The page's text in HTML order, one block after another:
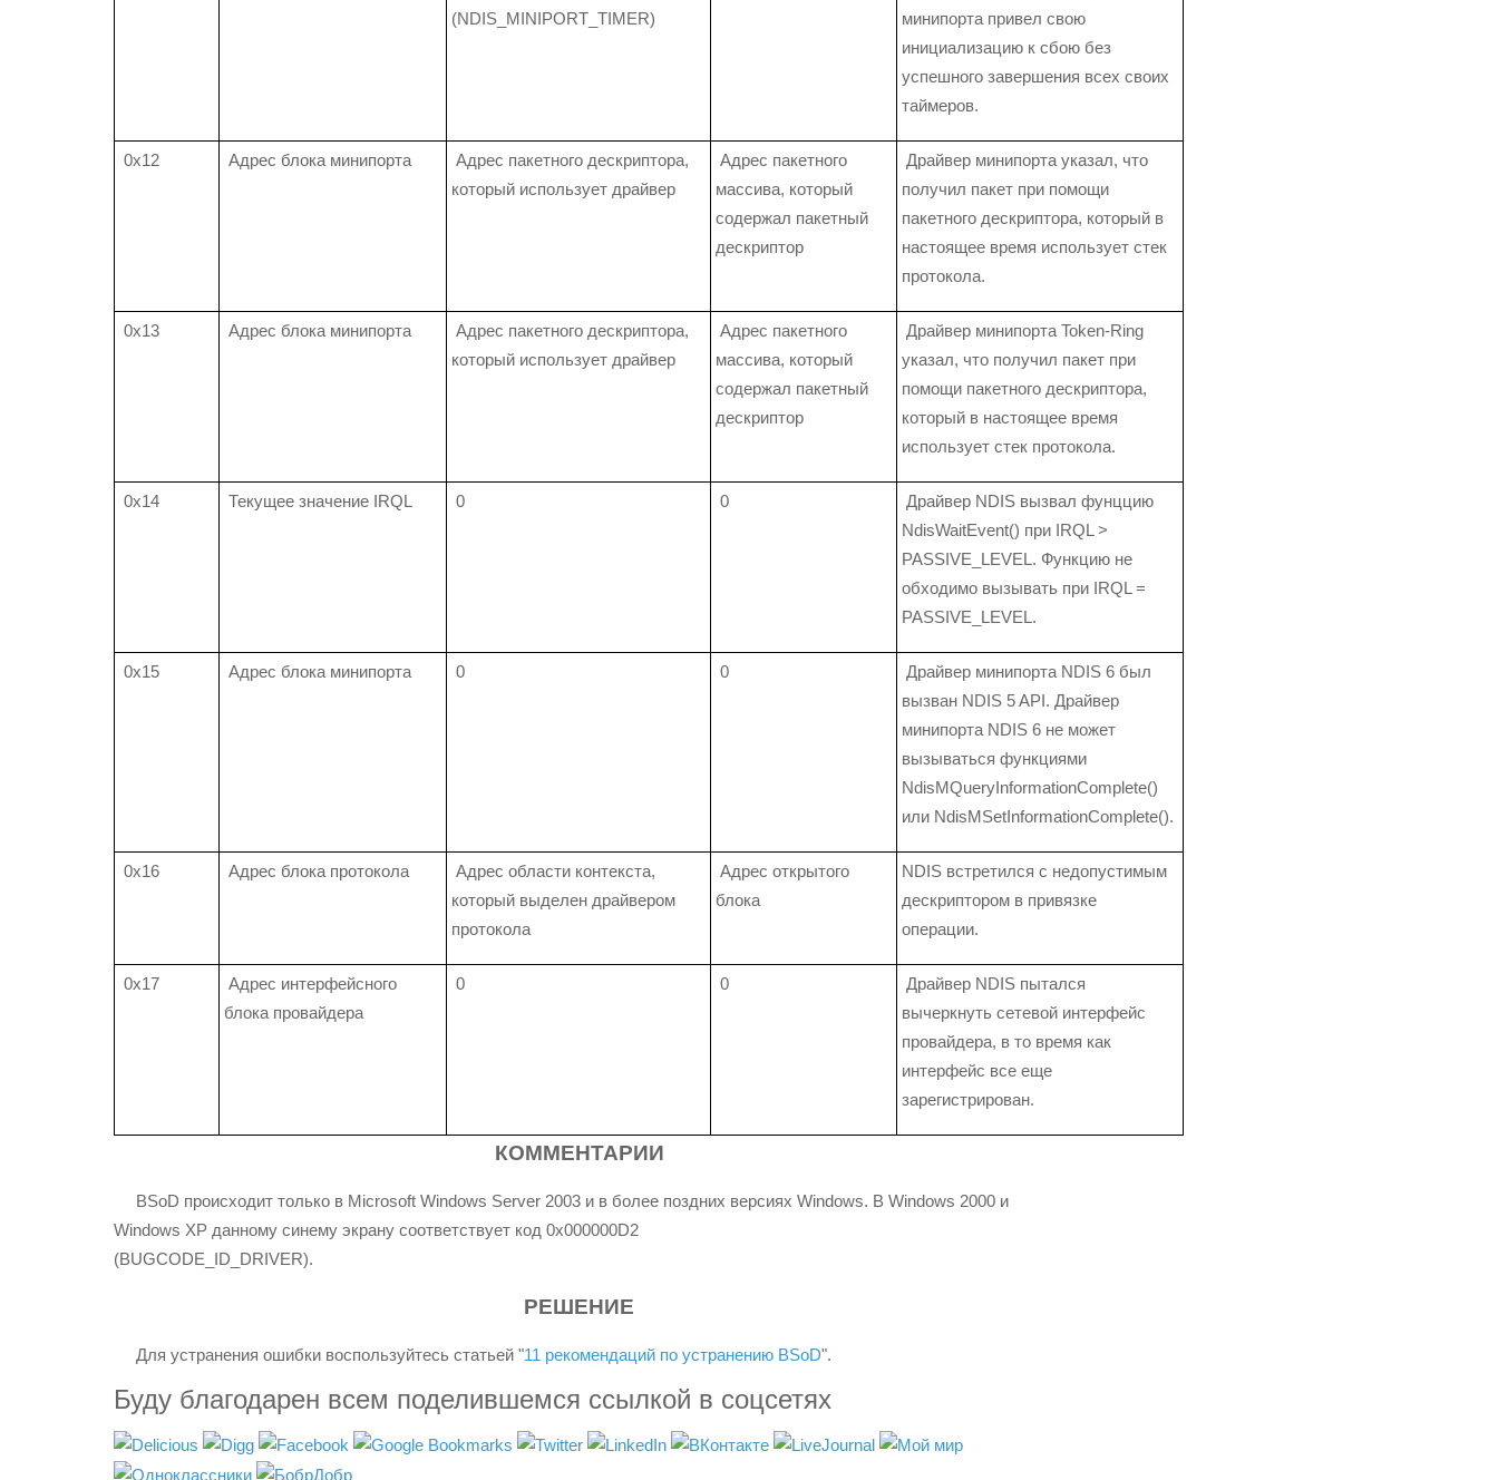
(NDIS_MINIPORT_TIMER)
минипорта привел свою
инициализацию к сбою без
успешного завершения всех своих
таймеров.
0x12 Адрес блока минипорта
Адрес пакетного дескриптора,
который использует драйвер
Адрес пакетного
массива, который
содержал пакетный
дескриптор
Драйвер минипорта указал, что
получил пакет при помощи
пакетного дескриптора, который в
настоящее время использует стек
протокола.
0x13 Адрес блока минипорта
Адрес пакетного дескриптора,
который использует драйвер
Адрес пакетного
массива, который
содержал пакетный
дескриптор
Драйвер минипорта Token-Ring
указал, что получил пакет при
помощи пакетного дескриптора,
который в настоящее время
использует стек протокола.
0x14 Текущее значение IRQL 0 0
Драйвер NDIS вызвал фунццию
NdisWaitEvent() при IRQL >
PASSIVE_LEVEL. Функцию не
обходимо вызывать при IRQL =
PASSIVE_LEVEL.
0x15 Адрес блока минипорта 0 0
Драйвер минипорта NDIS 6 был
вызван NDIS 5 API. Драйвер
минипорта NDIS 6 не может
вызываться функциями
NdisMQueryInformationComplete()
или NdisMSetInformationComplete().
0x16 Адрес блока протокола
Адрес области контекста,
который выделен драйвером
протокола
Адрес открытого
блока
NDIS встретился с недопустимым
дескриптором в привязке
операции.
0x17
Адрес интерфейсного
блока провайдера
0 0
Драйвер NDIS пытался
вычеркнуть сетевой интерфейс
провайдера, в то время как
интерфейс все еще
зарегистрирован.
КОММЕНТАРИИ
BSoD происходит только в Microsoft Windows Server 2003 и в более поздних версиях Windows. В Windows 2000 и
Windows XP данному синему экрану соответствует код 0x000000D2
(BUGCODE_ID_DRIVER).
РЕШЕНИЕ
Для устранения ошибки воспользуйтесь статьей "11 рекомендаций по устранению BSoD".
Буду благодарен всем поделившемся ссылкой в соцсетях